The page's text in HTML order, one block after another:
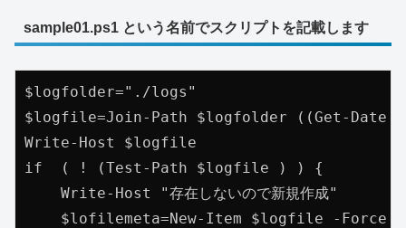
sample01.ps1 という名前でスクリプトを記載します
$logfolder="./logs"
$logfile=Join-Path $logfolder ((Get-Date -
Write-Host $logfile
if  ( ! (Test-Path $logfile ) ) {
    Write-Host "存在しないので新規作成"
    $lofilemeta=New-Item $logfile -Force